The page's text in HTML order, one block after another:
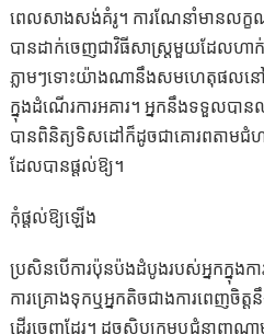
ពេលសាងសង់គំរូ។ ការណែនាំមានលក្ខ
បានដាក់ចេញជាវិធីសាស្ត្រមួយដែលហា
ភ្លាមៗទោះយ៉ាងណានឹងសមហេតុផលន
ក្នុងដំណើរការអគារ។ អ្នកនឹងទទួលបា
បានពិនិត្យទិសដៅក៏ដូចជាគោរពតាម
ដែលបានផ្តល់ឱ្យ។
កុំផ្តល់ឱ្យឡើង
ប្រសិនបើការប៉ុនប៉ងដំបូងរបស់អ្នកក្នុងក
ការគ្រោងទុកឬអ្នកតិចជាងការពេញចិត្
ដើរចេញដែរ។ ដូចសិប្បកម្មឬជំនាញ